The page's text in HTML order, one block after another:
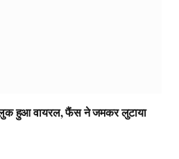
हुआ वायरल, फैंस ने जमकर लुटाया